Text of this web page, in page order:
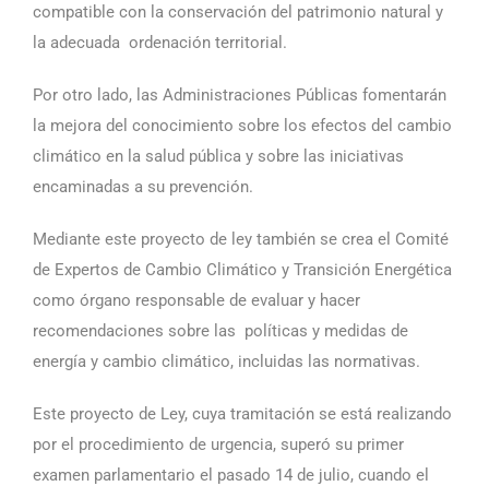
compatible con la conservación del patrimonio natural y
la adecuada ordenación territorial.
Por otro lado, las Administraciones Públicas fomentarán
la mejora del conocimiento sobre los efectos del cambio
climático en la salud pública y sobre las iniciativas
encaminadas a su prevención.
Mediante este proyecto de ley también se crea el Comité
de Expertos de Cambio Climático y Transición Energética
como órgano responsable de evaluar y hacer
recomendaciones sobre las políticas y medidas de
energía y cambio climático, incluidas las normativas.
Este proyecto de Ley, cuya tramitación se está realizando
por el procedimiento de urgencia, superó su primer
examen parlamentario el pasado 14 de julio, cuando el